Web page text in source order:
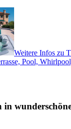
Weitere Infos zu
Pool,
in